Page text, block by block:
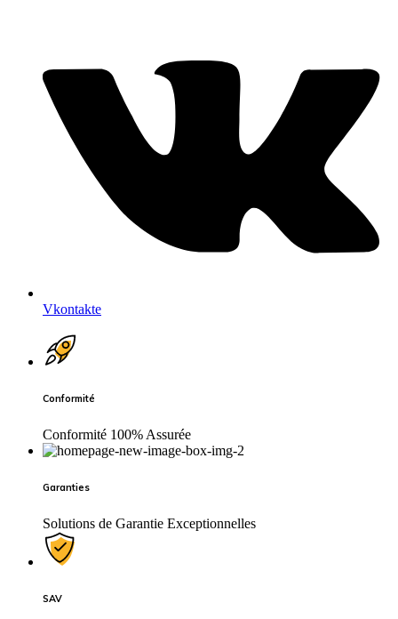
Vkontakte
Conformité
Conformité 100% Assurée
Garanties
Solutions de Garantie Exceptionnelles
SAV